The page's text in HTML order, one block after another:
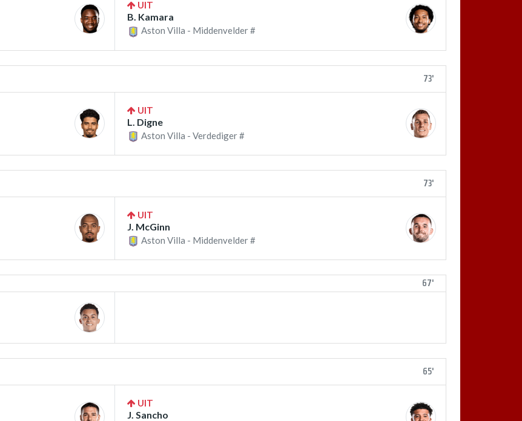
UIT
B. Kamara
Aston Villa - Middenvelder #
73'
UIT
L. Digne
Aston Villa - Verdediger #
73'
UIT
J. McGinn
Aston Villa - Middenvelder #
67'
65'
UIT
J. Sancho